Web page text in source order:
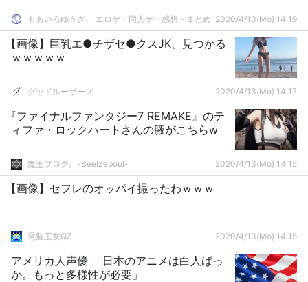
ももいろゆうぎ エロゲ・同人ゲー感想 - まとめ 2020/4/13(Mo) 14:19
【画像】巨乳エ●チザセ●クスJK、見つかる
ｗｗｗｗｗ
グッドルーザーズ 2020/4/13(Mo) 14:17
『ファイナルファンタジー7 REMAKE』のテ
ィファ・ロックハートさんの腋がこちらw
魔王ブログ。-Beelzeboul- 2020/4/13(Mo) 14:15
【画像】セフレのオッパイ撮ったわｗｗｗ
電脳王女QZ 2020/4/13(Mo) 14:15
アメリカ人声優 「日本のアニメは白人ばっ
か。もっと多様性が必要」